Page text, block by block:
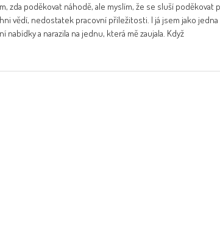
zda poděkovat náhodě, ale myslím, že se sluší poděkovat
vědí, nedostatek pracovní příležitosti. I já jsem jako jedna
nabídky a narazila na jednu, která mě zaujala. Když